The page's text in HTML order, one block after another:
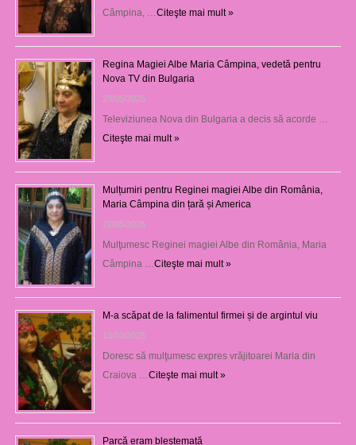
Câmpina, … Citeşte mai mult »
Regina Magiei Albe Maria Câmpina, vedetă pentru
Nova TV din Bulgaria
23/05/2025
Televiziunea Nova din Bulgaria a decis să acorde …
Citeşte mai mult »
Mulțumiri pentru Reginei magiei Albe din România,
Maria Câmpina din țară și America
22/05/2025
Mulţumesc Reginei magiei Albe din România, Maria
Câmpina … Citeşte mai mult »
M-a scăpat de la falimentul firmei și de argintul viu
13/03/2025
Doresc să mulţumesc expres vrăjitoarei Maria din
Craiova … Citeşte mai mult »
Parcă eram blestemată